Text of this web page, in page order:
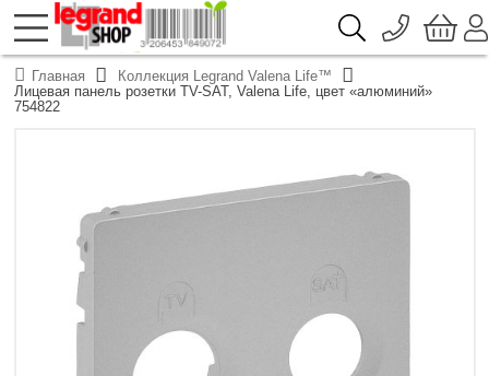
О компании
Доставка
Каталоги продукции Legrand
096 776-72-46
044 390-66-40
093 332-67-53
Главная
Коллекция Legrand Valena Life™
Лицевая панель розетки TV-SAT, Valena Life, цвет «алюминий»
754822